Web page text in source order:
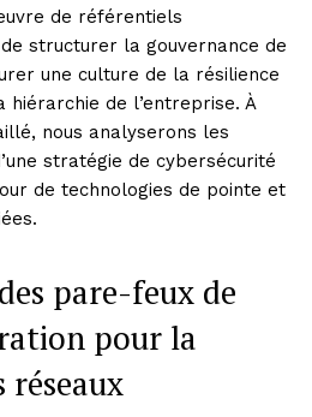
de référentiels
structurer la gouvernance de
une culture de la résilience
hiérarchie de l’entreprise. À
nous analyserons les
stratégie de cybersécurité
de technologies de pointe et
pare-feux de
pour la